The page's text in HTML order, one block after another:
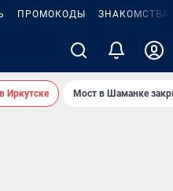
ПРОМОКОДЫ ЗНАКОМСТВА
Иркутске Мост в Шаманке